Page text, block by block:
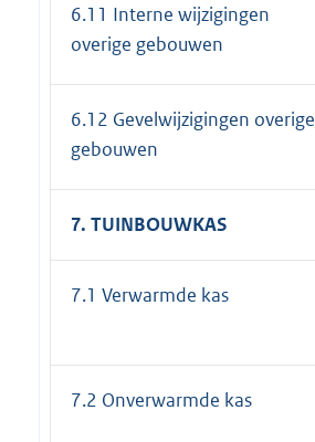
6.11 Interne wijzigingen
overige gebouwen
6.12 Gevelwijzigingen overige
gebouwen
7. TUINBOUWKAS
7.1 Verwarmde kas
7.2 Onverwarmde kas